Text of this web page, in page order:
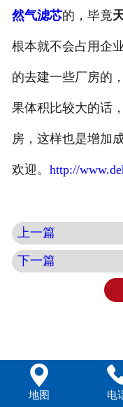
然气滤芯的，毕竟
根本就不会占用企
的去建一些厂房的
果体积比较大的话
房，这样也是增加
欢迎。 http://
上一篇
下一篇

地图 电